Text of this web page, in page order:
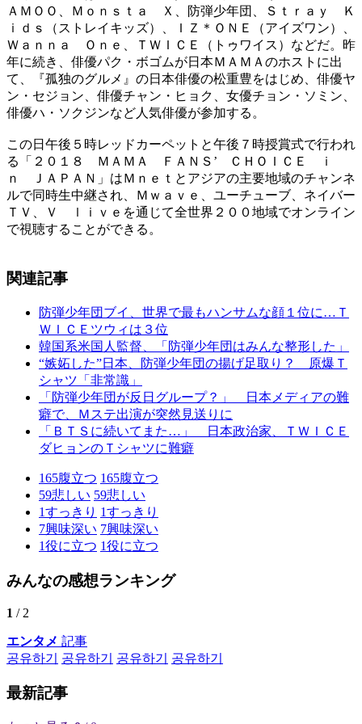
ＡＭＯＯ、Ｍｏｎｓｔａ Ｘ、防弾少年団、Ｓｔｒａｙ Ｋ
ｉｄｓ（ストレイキッズ）、ＩＺ＊ＯＮＥ（アイズワン）、
Ｗａｎｎａ Ｏｎｅ、ＴＷＩＣＥ（トゥワイス）などだ。昨
年に続き、俳優パク・ボゴムが日本ＭＡＭＡのホストに出
て、『孤独のグルメ』の日本俳優の松重豊をはじめ、俳優ヤ
ン・セジョン、俳優チャン・ヒョク、女優チョン・ソミン、
俳優ハ・ソクジンなど人気俳優が参加する。
この日午後５時レッドカーペットと午後７時授賞式で行われ
る「２０１８ ＭＡＭＡ ＦＡＮＳ’ ＣＨＯＩＣＥ ｉ
ｎ ＪＡＰＡＮ」はＭｎｅｔとアジアの主要地域のチャンネ
ルで同時生中継され、Ｍｗａｖｅ、ユーチューブ、ネイバー
ＴＶ、Ｖ ｌｉｖｅを通じて全世界２００地域でオンライン
で視聴することができる。
関連記事
防弾少年団ブイ、世界で最もハンサムな顔１位に…Ｔ
ＷＩＣＥツウィは３位
韓国系米国人監督、「防弾少年団はみんな整形した」
“嫉妬した”日本、防弾少年団の揚げ足取り？ 原爆Ｔ
シャツ「非常識」
「防弾少年団が反日グループ？」 日本メディアの難
癖で、Ｍステ出演が突然見送りに
「ＢＴＳに続いてまた…」 日本政治家、ＴＷＩＣＥ
ダヒョンのＴシャツに難癖
165腹立つ 165腹立つ
59悲しい 59悲しい
1すっきり 1すっきり
7興味深い 7興味深い
1役に立つ 1役に立つ
みんなの感想ランキング
1 / 2
エンタメ 記事
공유하기
공유하기 공유하기 공유하기
最新記事